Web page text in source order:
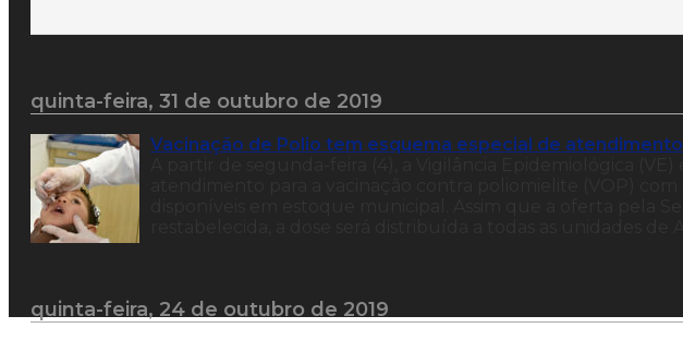
quinta-feira, 31 de outubro de 2019
Vacinação de Polio tem esquema especial de atendimento
quinta-feira, 24 de outubro de 2019